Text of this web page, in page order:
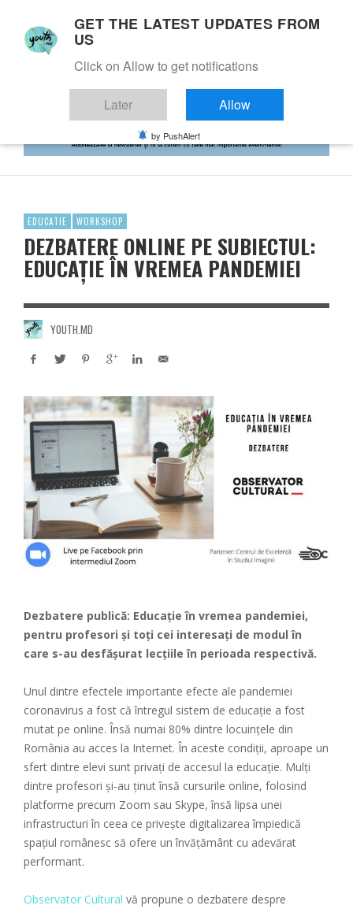
EDUCATIE WORKSHOP
DEZBATERE ONLINE PE SUBIECTUL:
EDUCAȚIE ÎN VREMEA PANDEMIEI
YOUTH.MD
Dezbatere publică: Educație în vremea pandemiei,
pentru profesori și toți cei interesați de modul în
care s-au desfășurat lecțiile în perioada respectivă.
Unul dintre efectele importante efecte ale pandemiei
coronavirus a fost că întregul sistem de educație a fost
mutat pe online. Însă numai 80% dintre locuințele din
România au acces la Internet. În aceste condiții, aproape un
sfert dintre elevi sunt privați de accesul la educație. Mulți
dintre profesori și-au ținut însă cursurile online, folosind
platforme precum Zoom sau Skype, însă lipsa unei
infrastructuri în ceea ce privește digitalizarea împiedică
spațiul românesc să ofere un învățământ cu adevărat
performant.
Observator Cultural vă propune o dezbatere despre
GET THE LATEST UPDATES FROM
US
Click on Allow to get notifications
Later Allow
by PushAlert